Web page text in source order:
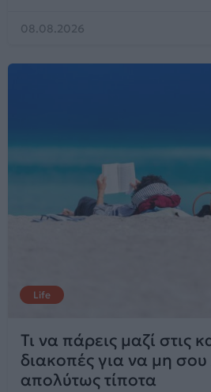
08.08.2026
Life
Τι να πάρεις μαζί στις
διακοπές για να μη σου
απολύτως τίποτα